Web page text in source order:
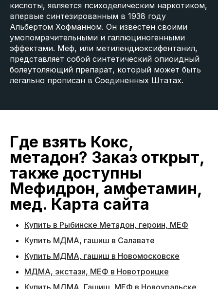
кислоты, является психоделическим наркотиком,
впервые синтезированным в 1938 году
Альбертом Хофманном. Он известен своими
умопомрачительными и галлюциногенными
эффектами. Меф, или метилендиоксифентанил,
представляет собой синтетический опиоидный
болеутоляющий препарат, который может быть
легально прописан в Соединенных Штатах.
Где взять Кокс,
метадон? Заказ открыт,
также доступны
Мефидрон, амфетамин,
мед. Карта сайта
Купить в Рыбинске Метадон, героин, МЕФ
Купить МДМА, гашиш в Салавате
Купить МДМА, гашиш в Новомосковске
МДМА, экстази, МЕФ в Новотроицке
Купить МДМА, Гашиш, МЕФ в Новоуральске